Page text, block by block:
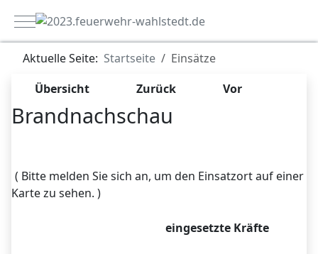
Mobile Menu Toggle
Aktuelle Seite: Startseite
Einsätze
Übersicht
Zurück Vor
Brandnachschau
( Bitte melden Sie sich an, um den Einsatzort auf einer
Karte zu sehen. )
eingesetzte Kräfte